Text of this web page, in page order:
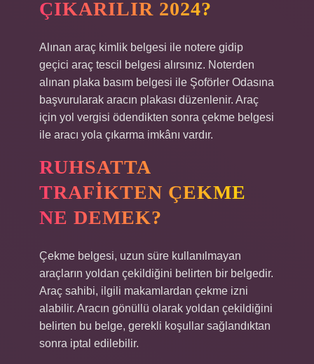
ÇIKARILIR 2024?
Alınan araç kimlik belgesi ile notere gidip
geçici araç tescil belgesi alırsınız. Noterden
alınan plaka basım belgesi ile Şoförler Odasına
başvurularak aracın plakası düzenlenir. Araç
için yol vergisi ödendikten sonra çekme belgesi
ile aracı yola çıkarma imkânı vardır.
RUHSATTA
TRAFIKTEN ÇEKME
NE DEMEK?
Çekme belgesi, uzun süre kullanılmayan
araçların yoldan çekildiğini belirten bir belgedir.
Araç sahibi, ilgili makamlardan çekme izni
alabilir. Aracın gönüllü olarak yoldan çekildiğini
belirten bu belge, gerekli koşullar sağlandıktan
sonra iptal edilebilir.